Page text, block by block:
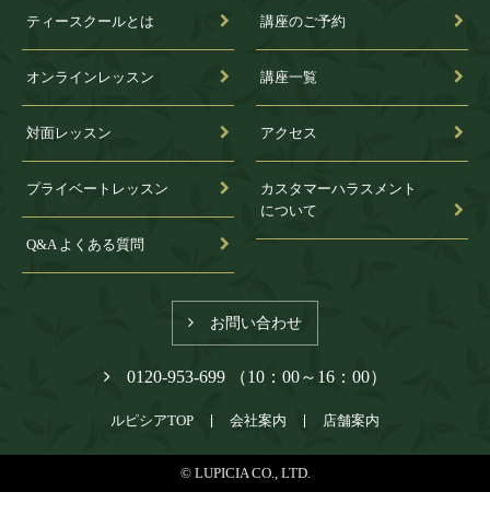
ティースクールとは
オンラインレッスン
対面レッスン
プライベートレッスン
Q&A よくある質問
講座のご予約
講座一覧
アクセス
カスタマーハラスメント
について
お問い合わせ
0120-953-699 （10：00～16：00）
ルピシアTOP 会社案内 店舗案内
© LUPICIA CO., LTD.